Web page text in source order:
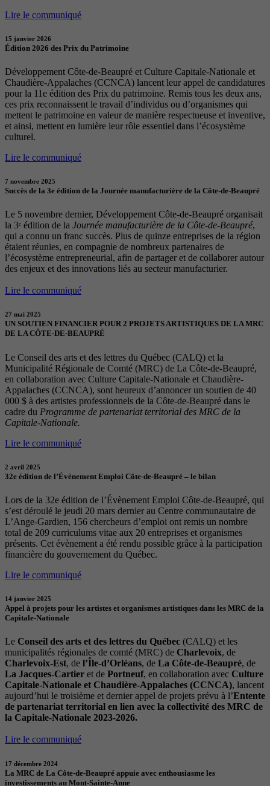
Lire le communiqué
15 janvier 2026
Édition 2026 des Prix du Patrimoine
Développement Côte-de-Beaupré et Culture Capitale-Nationale et
Chaudière-Appalaches (CCNCA) lancent leur appel de candidatures
pour la 11e édition des Prix du patrimoine. Remis tous les deux ans,
ces prix reconnaissent le travail d’individus ou d’organismes qui
mettent le patrimoine en valeur de manière respectueuse et inventive,
et ainsi, mettent en lumière leur rôle essentiel dans l’écosystème
culturel.
Lire le communiqué
7 novembre 2025
Succès de la 3e édition de la Journée manufacturière de la Côte-de-Beaupré
Le 5 novembre dernier, Développement Côte-de-Beaupré organisait
la 3ᵉ édition de la Journée manufacturière de la Côte-de-Beaupré,
qui a connu un franc succès. Plus de quinze entreprises de la région
étaient réunies, en compagnie de nombreux partenaires de
l’écosystème entrepreneurial, afin de partager et de collaborer autour
des enjeux et des innovations liés au secteur manufacturier.
Lire le communiqué
27 mai 2025
UN SOUTIEN FINANCIER POUR 2 PROJETS ARTISTIQUES DE LA MRC
DE LA CÔTE-DE-BEAUPRÉ
Le Conseil des arts et des lettres du Québec (CALQ) et la
Municipalité Régionale de Comté (MRC) de La Côte-de-Beaupré,
en collaboration avec Culture Capitale-Nationale et Chaudière-
Appalaches (CCNCA), sont heureux d’annoncer un soutien de 40
000 $ à des artistes professionnels de la Côte-de-Beaupré dans le
cadre du Programme de partenariat territorial des MRC de la
Capitale-Nationale.
Lire le communiqué
2 avril 2025
32e édition de l’Évènement Emploi Côte-de-Beaupré – le bilan
Lors de la 32e édition de l’Évènement Emploi Côte-de-Beaupré, qui
s’est déroulé le jeudi 20 mars dernier au Centre communautaire de
L’Ange-Gardien, 156 chercheurs d’emploi ont remis un nombre
total de 209 curriculums vitae aux 20 entreprises et organismes
présents. Cet évènement a été rendu possible grâce à la participation
financière du gouvernement du Québec.
Lire le communiqué
14 janvier 2025
Appel à projets pour les artistes et organismes artistiques dans les MRC de la
Capitale-Nationale
Le Conseil des arts et des lettres du Québec (CALQ) et les
municipalités régionales de comté (MRC) de Charlevoix, de
Charlevoix-Est, de l’Île-d’Orléans, de La Côte-de-Beaupré, de
La Jacques-Cartier et de Portneuf, en collaboration avec Culture
Capitale-Nationale et Chaudière-Appalaches (CCNCA), lancent
aujourd’hui le troisième et dernier appel de projets prévu à l’Entente
de partenariat territorial en lien avec la collectivité des MRC de
la Capitale-Nationale 2023-2026.
Lire le communiqué
17 décembre 2024
La MRC de La Côte-de-Beaupré appuie avec enthousiasme les
investissements au Mont-Sainte-Anne